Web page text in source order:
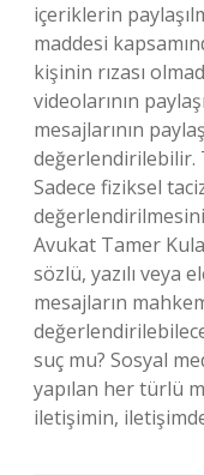
içeriklerin
maddesi
kişinin rızası
videolarının
mesajlarının
değerlendirilebilir.
Sadece fiziksel
Avukat Tamer
sözlü, yazılı veya
mesajların
suç mu? Sosyal
yapılan her türlü
iletişimin,